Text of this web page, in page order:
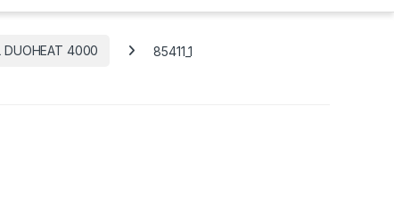
DUOHEAT 4000 85411_1